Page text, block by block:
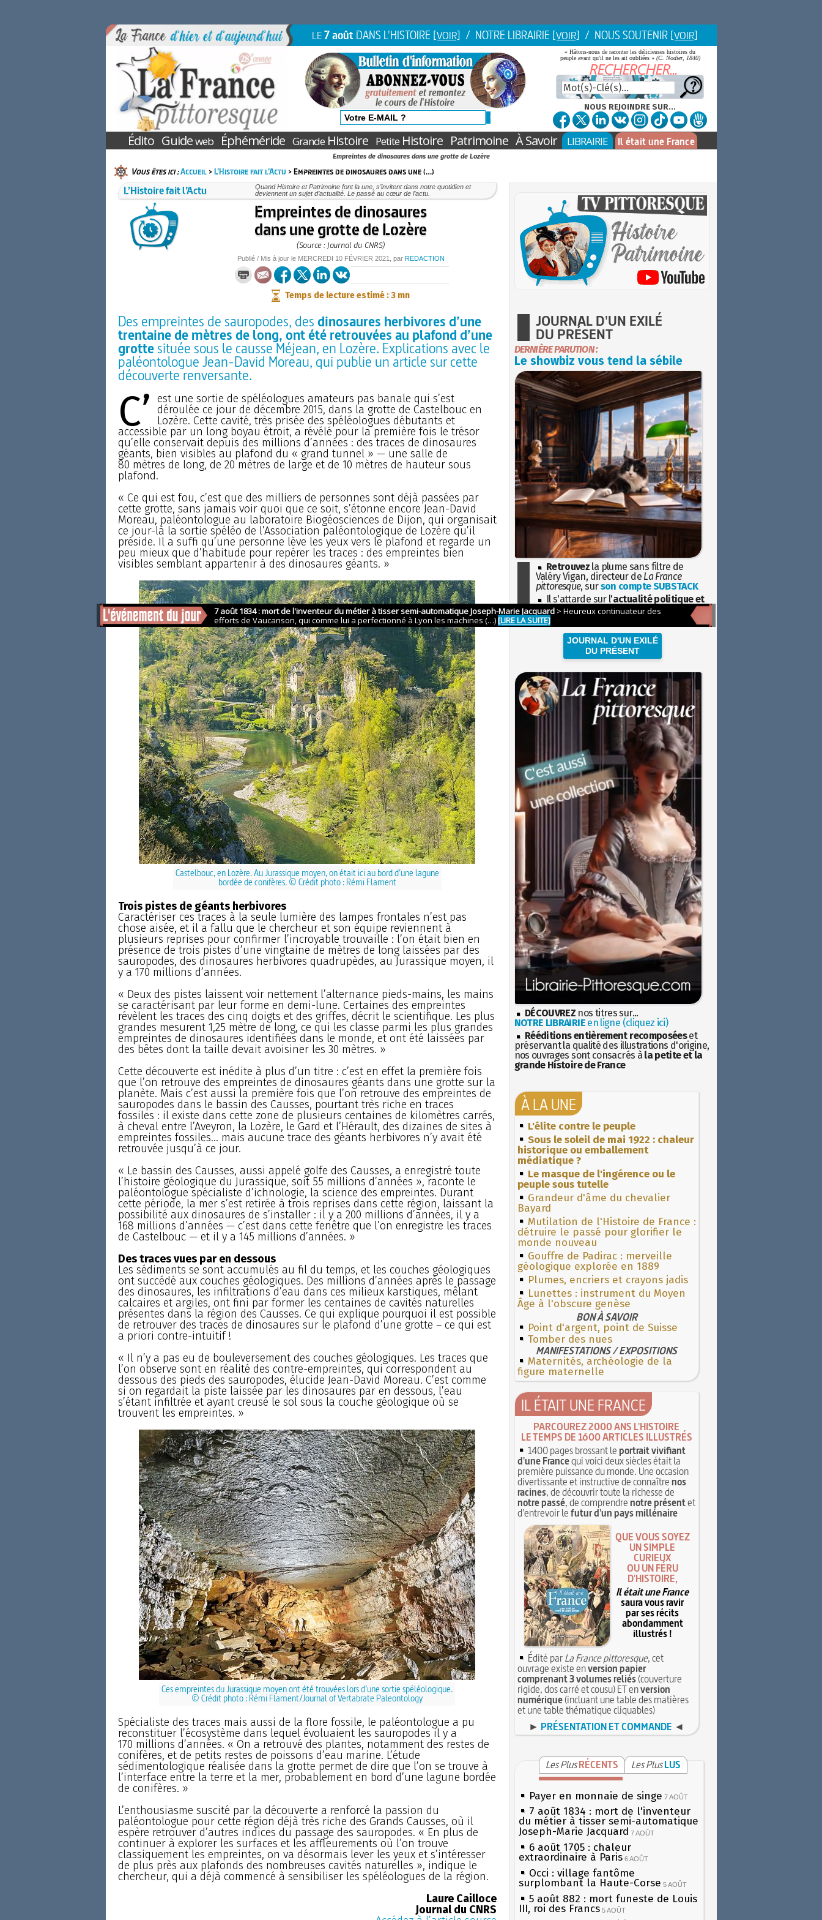
LE7 août DANS L'HISTOIRE [VOIR] / NOTRE LIBRAIRIE [VOIR] / NOUS SOUTENIR [VOIR]
« Hâtons-nous de raconter les délicieuses histoires du
peuple avant qu'il ne les ait oubliées » (C. Nodier, 1840)
NOUS REJOINDRE SUR...
Édito Guideweb Éphéméride GrandeHistoire PetiteHistoire Patrimoine À Savoir LIBRAIRIE Il était une France
Empreintes de dinosaures dans une grotte de Lozère
Vous êtes ici :Accueil>L’Histoire fait l’Actu > Empreintes de dinosaures dans une (…)
L’Histoire fait l’Actu
Quand Histoire et Patrimoine font la une, s’invitent dans notre quotidien et
deviennent un sujet d’actualité. Le passé au cœur de l’actu.
Empreintes de dinosaures
dans une grotte de Lozère
(Source : Journal du CNRS)
Publié / Mis à jour le MERCREDI 10 FÉVRIER 2021 , par REDACTION
Temps de lecture estimé : 3 mn
Des empreintes de sauropodes, desdinosaures herbivores d’une
trentaine de mètres de long, ont été retrouvées au plafond d’une
grottesituée sous le causse Méjean, en Lozère. Explications avec le
paléontologue Jean-David Moreau, qui publie un article sur cette
découverte renversante.
C’ est une sortie de spéléologues amateurs pas banale qui s’est
déroulée ce jour de décembre 2015, dans la grotte de Castelbouc en
Lozère. Cette cavité, très prisée des spéléologues débutants et
accessible par un long boyau étroit, a révélé pour la première fois le trésor
qu’elle conservait depuis des millions d’années : des traces de dinosaures
géants, bien visibles au plafond du « grand tunnel » — une salle de
80 mètres de long, de 20 mètres de large et de 10 mètres de hauteur sous
plafond.
« Ce qui est fou, c’est que des milliers de personnes sont déjà passées par
cette grotte, sans jamais voir quoi que ce soit, s’étonne encore Jean-David
Moreau, paléontologue au laboratoire Biogéosciences de Dijon, qui organisait
ce jour-là la sortie spéléo de l’Association paléontologique de Lozère qu’il
préside. Il a suffi qu’une personne lève les yeux vers le plafond et regarde un
peu mieux que d’habitude pour repérer les traces : des empreintes bien
visibles semblant appartenir à des dinosaures géants. »
Castelbouc, en Lozère. Au Jurassique moyen, on était ici au bord d’une lagune
bordée de conifères. © Crédit photo : Rémi Flament
Trois pistes de géants herbivores
Caractériser ces traces à la seule lumière des lampes frontales n’est pas
chose aisée, et il a fallu que le chercheur et son équipe reviennent à
plusieurs reprises pour confirmer l’incroyable trouvaille : l’on était bien en
présence de trois pistes d’une vingtaine de mètres de long laissées par des
sauropodes, des dinosaures herbivores quadrupèdes, au Jurassique moyen, il
y a 170 millions d’années.
« Deux des pistes laissent voir nettement l’alternance pieds-mains, les mains
se caractérisant par leur forme en demi-lune. Certaines des empreintes
révèlent les traces des cinq doigts et des griffes, décrit le scientifique. Les plus
grandes mesurent 1,25 mètre de long, ce qui les classe parmi les plus grandes
empreintes de dinosaures identifiées dans le monde, et ont été laissées par
des bêtes dont la taille devait avoisiner les 30 mètres. »
Cette découverte est inédite à plus d’un titre : c’est en effet la première fois
que l’on retrouve des empreintes de dinosaures géants dans une grotte sur la
planète. Mais c’est aussi la première fois que l’on retrouve des empreintes de
sauropodes dans le bassin des Causses, pourtant très riche en traces
fossiles : il existe dans cette zone de plusieurs centaines de kilomètres carrés,
à cheval entre l’Aveyron, la Lozère, le Gard et l’Hérault, des dizaines de sites à
empreintes fossiles... mais aucune trace des géants herbivores n’y avait été
retrouvée jusqu’à ce jour.
« Le bassin des Causses, aussi appelé golfe des Causses, a enregistré toute
l’histoire géologique du Jurassique, soit 55 millions d’années », raconte le
paléontologue spécialiste d’ichnologie, la science des empreintes. Durant
cette période, la mer s’est retirée à trois reprises dans cette région, laissant la
possibilité aux dinosaures de s’installer : il y a 200 millions d’années, il y a
168 millions d’années — c’est dans cette fenêtre que l’on enregistre les traces
de Castelbouc — et il y a 145 millions d’années. »
Des traces vues par en dessous
Les sédiments se sont accumulés au fil du temps, et les couches géologiques
ont succédé aux couches géologiques. Des millions d’années après le passage
des dinosaures, les infiltrations d’eau dans ces milieux karstiques, mêlant
calcaires et argiles, ont fini par former les centaines de cavités naturelles
présentes dans la région des Causses. Ce qui explique pourquoi il est possible
de retrouver des traces de dinosaures sur le plafond d’une grotte – ce qui est
a priori contre-intuitif !
« Il n’y a pas eu de bouleversement des couches géologiques. Les traces que
l’on observe sont en réalité des contre-empreintes, qui correspondent au
dessous des pieds des sauropodes, élucide Jean-David Moreau. C’est comme
si on regardait la piste laissée par les dinosaures par en dessous, l’eau
s’étant infiltrée et ayant creusé le sol sous la couche géologique où se
trouvent les empreintes. »
Ces empreintes du Jurassique moyen ont été trouvées lors d’une sortie spéléologique.
© Crédit photo : Rémi Flament/Journal of Vertabrate Paleontology
Spécialiste des traces mais aussi de la flore fossile, le paléontologue a pu
reconstituer l’écosystème dans lequel évoluaient les sauropodes il y a
170 millions d’années. « On a retrouvé des plantes, notamment des restes de
conifères, et de petits restes de poissons d’eau marine. L’étude
sédimentologique réalisée dans la grotte permet de dire que l’on se trouve à
l’interface entre la terre et la mer, probablement en bord d’une lagune bordée
de conifères. »
L’enthousiasme suscité par la découverte a renforcé la passion du
paléontologue pour cette région déjà très riche des Grands Causses, où il
espère retrouver d’autres indices du passage des sauropodes. « En plus de
continuer à explorer les surfaces et les affleurements où l’on trouve
classiquement les empreintes, on va désormais lever les yeux et s’intéresser
de plus près aux plafonds des nombreuses cavités naturelles », indique le
chercheur, qui a déjà commencé à sensibiliser les spéléologues de la région.
Laure Cailloce
Journal du CNRS
JOURNAL D'UN EXILÉ
DU PRÉSENT
DERNIÈRE PARUTION :
Le showbiz vous tend la sébile
Retrouvez la plume sans filtre de
Valéry Vigan, directeur de La France
pittoresque, surson compte SUBSTACK
Il s'attarde sur l'actualité politique et
sociétaleavec la hauteur de vue de
l'Histoire
JOURNAL D'UN EXILÉ
DU PRÉSENT
DÉCOUVREZ nos titres sur...
NOTRE LIBRAIRIEen ligne (cliquez ici)
Rééditions entièrement recomposéeset
préservant la qualité des illustrations d'origine,
nos ouvrages sont consacrés à la petite et la
grande Histoire de France
À LA UNE
L'élite contre le peuple
Sous le soleil de mai 1922 : chaleur
historique ou emballement
médiatique ?
Le masque de l'ingérence ou le
peuple sous tutelle
Grandeur d'âme du chevalier
Bayard
Mutilation de l'Histoire de France :
détruire le passé pour glorifier le
monde nouveau
Gouffre de Padirac : merveille
géologique explorée en 1889
Plumes, encriers et crayons jadis
Lunettes : instrument du Moyen
Âge à l'obscure genèse
BON À SAVOIR
Point d'argent, point de Suisse
Tomber des nues
MANIFESTATIONS / EXPOSITIONS
Maternités, archéologie de la
figure maternelle
IL ÉTAIT UNE FRANCE
PARCOUREZ 2000 ANS L'HISTOIRE
LE TEMPS DE 1600 ARTICLES ILLUSTRÉS
1400 pages brossant leportrait vivifiant
d'une Francequi voici deux siècles était la
première puissance du monde. Une occasion
divertissante et instructive de connaîtrenos
racines, de découvrir toute la richesse de
notre passé, de comprendrenotre présentet
d'entrevoir lefutur d'un pays millénaire
QUE VOUS SOYEZ
UN SIMPLE
CURIEUX
OU UN FÉRU
D'HISTOIRE,
Il était une France
saura vous ravir
par ses récits
abondamment
illustrés !
Édité parLa France pittoresque, cet
ouvrage existe enversion papier
comprenant 3 volumes reliés(couverture
rigide, dos carré et cousu) ET enversion
numérique(incluant une table des matières
et une table thématique cliquables)
► PRÉSENTATION ET COMMANDE ◄
Les Plus RÉCENTS Les Plus LUS
Payer en monnaie de singe 7 AOÛT
7 août 1834 : mort de l'inventeur
du métier à tisser semi-automatique
Joseph-Marie Jacquard 7 AOÛT
6 août 1705 : chaleur
extraordinaire à Paris 6 AOÛT
Occi : village fantôme
surplombant la Haute-Corse 5 AOÛT
5 août 882 : mort funeste de Louis
III, roi des Francs 5 AOÛT